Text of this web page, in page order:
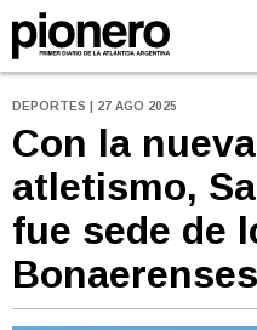
DEPORTES | 27 AGO 2025
Con la
atletismo,
fue sede de
Bonaerenses